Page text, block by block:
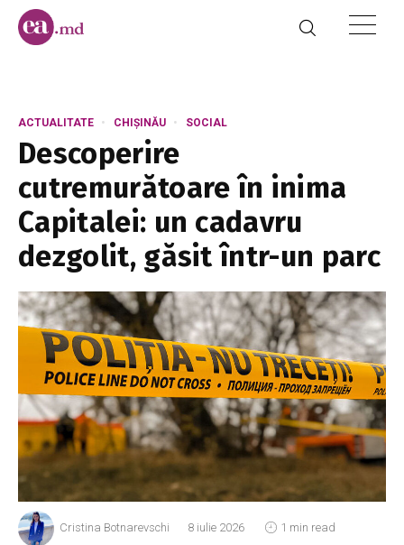
ACTUALITATE CHIȘINĂU SOCIAL
Descoperire
cutremurătoare în inima
Capitalei: un cadavru
dezgolit, găsit într-un parc
Cristina Botnarevschi 8 iulie 2026 1 min read